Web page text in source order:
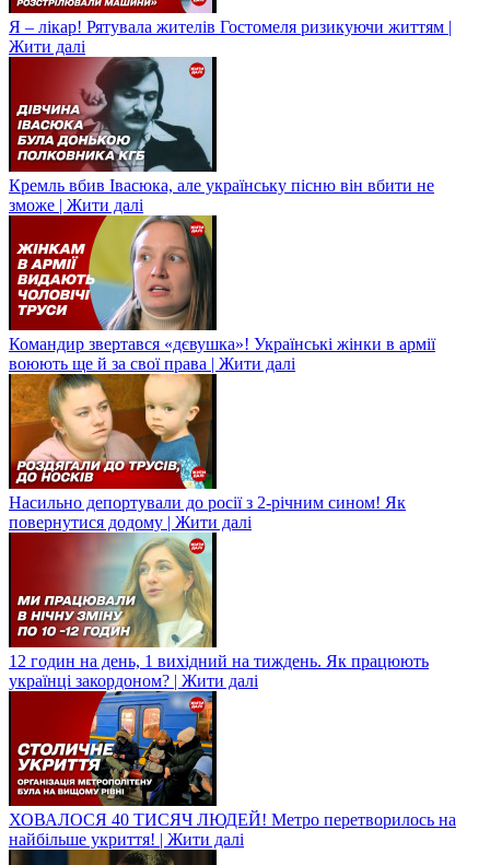
Я – лікар! Рятувала жителів Гостомеля ризикуючи життям |
Жити далі
Кремль вбив Івасюка, але українську пісню він вбити не
зможе | Жити далі
Командир звертався «дєвушка»! Українські жінки в армії
воюють ще й за свої права | Жити далі
Насильно депортували до росії з 2-річним сином! Як
повернутися додому | Жити далі
12 годин на день, 1 вихідний на тиждень. Як працюють
українці закордоном? | Жити далі
ХОВАЛОСЯ 40 ТИСЯЧ ЛЮДЕЙ! Метро перетворилось на
найбільше укриття! | Жити далі